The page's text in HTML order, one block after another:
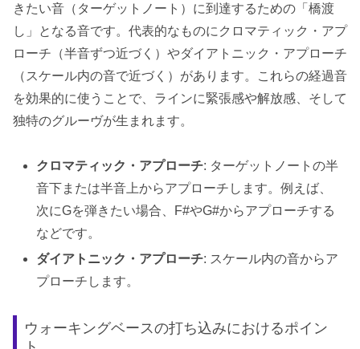
きたい音（ターゲットノート）に到達するための「橋渡
し」となる音です。代表的なものにクロマティック・アプ
ローチ（半音ずつ近づく）やダイアトニック・アプローチ
（スケール内の音で近づく）があります。これらの経過音
を効果的に使うことで、ラインに緊張感や解放感、そして
独特のグルーヴが生まれます。
クロマティック・アプローチ: ターゲットノートの半
音下または半音上からアプローチします。例えば、
次にGを弾きたい場合、F#やG#からアプローチする
などです。
ダイアトニック・アプローチ: スケール内の音からア
プローチします。
ウォーキングベースの打ち込みにおけるポイン